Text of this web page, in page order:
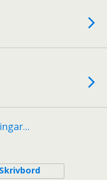
Skrivbord